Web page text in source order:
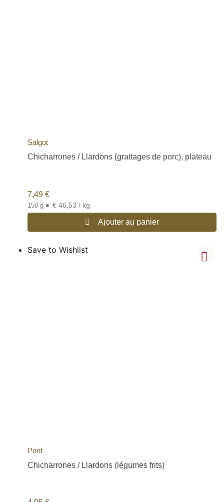
Salgot
Chicharrones / Llardons (grattages de porc), plateau
7,49 €
150 g • € 46,53 / kg
Ajouter au panier
Save to Wishlist
Pont
Chicharrones / Llardons (légumes frits)